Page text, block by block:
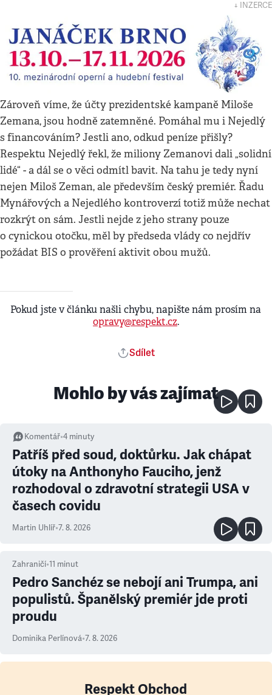
↓ INZERCE
Zároveň víme, že účty prezidentské kampaně Miloše
Zemana, jsou hodně zatemněné. Pomáhal mu i Nejedlý
s financováním? Jestli ano, odkud peníze přišly?
Respektu Nejedlý řekl, že miliony Zemanovi dali „solidní
lidé“ - a dál se o věci odmítl bavit. Na tahu je tedy nyní
nejen Miloš Zeman, ale především český premiér. Řadu
Mynářových a Nejedlého kontroverzí totiž může nechat
rozkrýt on sám. Jestli nejde z jeho strany pouze
o cynickou otočku, měl by předseda vlády co nejdřív
požádat BIS o prověření aktivit obou mužů.
Pokud jste v článku našli chybu, napište nám prosím na
opravy@respekt.cz.
Sdílet
Mohlo by vás zajímat
Komentář•4 minuty
Patříš před soud, doktůrku. Jak chápat
útoky na Anthonyho Fauciho, jenž
rozhodoval o zdravotní strategii USA v
časech covidu
Martin Uhlíř•7. 8. 2026
Zahraničí•11 minut
Pedro Sanchéz se nebojí ani Trumpa, ani
populistů. Španělský premiér jde proti
proudu
Dominika Perlínová•7. 8. 2026
Respekt Obchod